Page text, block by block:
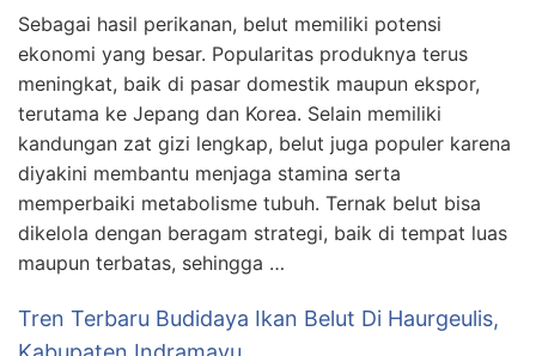
Sebagai hasil perikanan, belut memiliki potensi
ekonomi yang besar. Popularitas produknya terus
meningkat, baik di pasar domestik maupun ekspor,
terutama ke Jepang dan Korea. Selain memiliki
kandungan zat gizi lengkap, belut juga populer karena
diyakini membantu menjaga stamina serta
memperbaiki metabolisme tubuh. Ternak belut bisa
dikelola dengan beragam strategi, baik di tempat luas
maupun terbatas, sehingga …
Tren Terbaru Budidaya Ikan Belut Di Haurgeulis,